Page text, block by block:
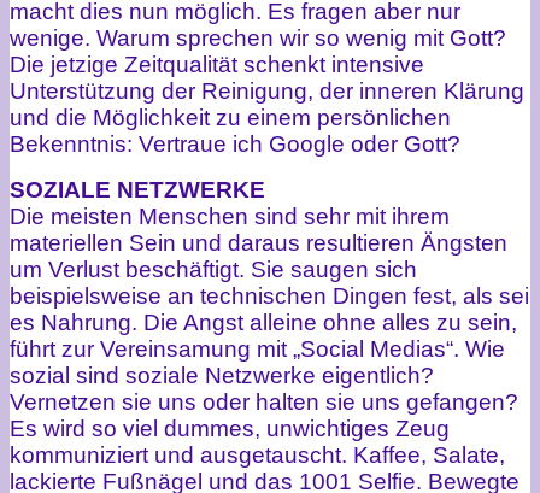
macht dies nun möglich. Es fragen aber nur
wenige. Warum sprechen wir so wenig mit Gott?
Die jetzige Zeitqualität schenkt intensive
Unterstützung der Reinigung, der inneren Klärung
und die Möglichkeit zu einem persönlichen
Bekenntnis: Vertraue ich Google oder Gott?
SOZIALE NETZWERKE
Die meisten Menschen sind sehr mit ihrem
materiellen Sein und daraus resultieren Ängsten
um Verlust beschäftigt. Sie saugen sich
beispielsweise an technischen Dingen fest, als sei
es Nahrung. Die Angst alleine ohne alles zu sein,
führt zur Vereinsamung mit „Social Medias“. Wie
sozial sind soziale Netzwerke eigentlich?
Vernetzen sie uns oder halten sie uns gefangen?
Es wird so viel dummes, unwichtiges Zeug
kommuniziert und ausgetauscht. Kaffee, Salate,
lackierte Fußnägel und das 1001 Selfie. Bewegte